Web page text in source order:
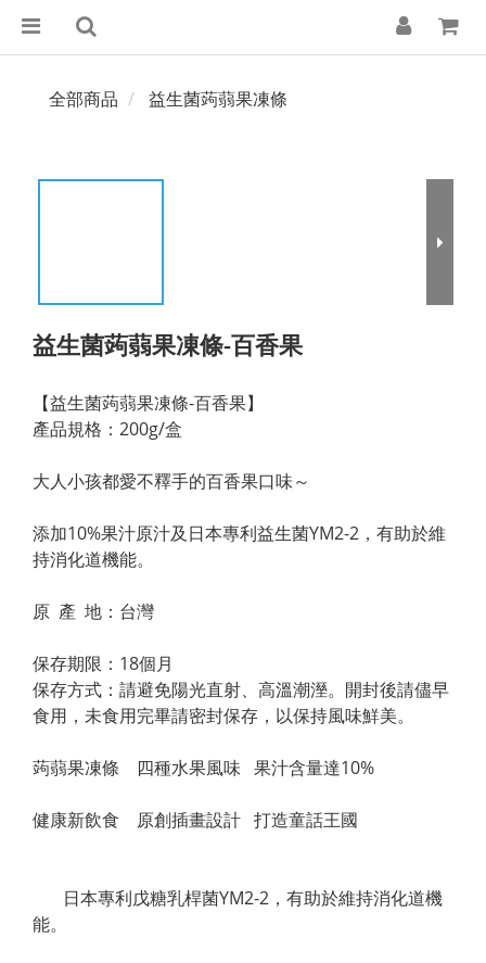
全部商品 益生菌蒟蒻果凍條
益生菌蒟蒻果凍條-百香果
【益生菌蒟蒻果凍條-百香果】
產品規格：200g/盒
大人小孩都愛不釋手的百香果口味～
添加10%果汁原汁及日本專利益生菌YM2-2，有助於維
持消化道機能。
原  產  地：台灣
保存期限：18個月
保存方式：請避免陽光直射、高溫潮溼。開封後請儘早
食用，未食用完畢請密封保存，以保持風味鮮美。
蒟蒻果凍條    四種水果風味   果汁含量達10%
健康新飲食    原創插畫設計   打造童話王國
能。